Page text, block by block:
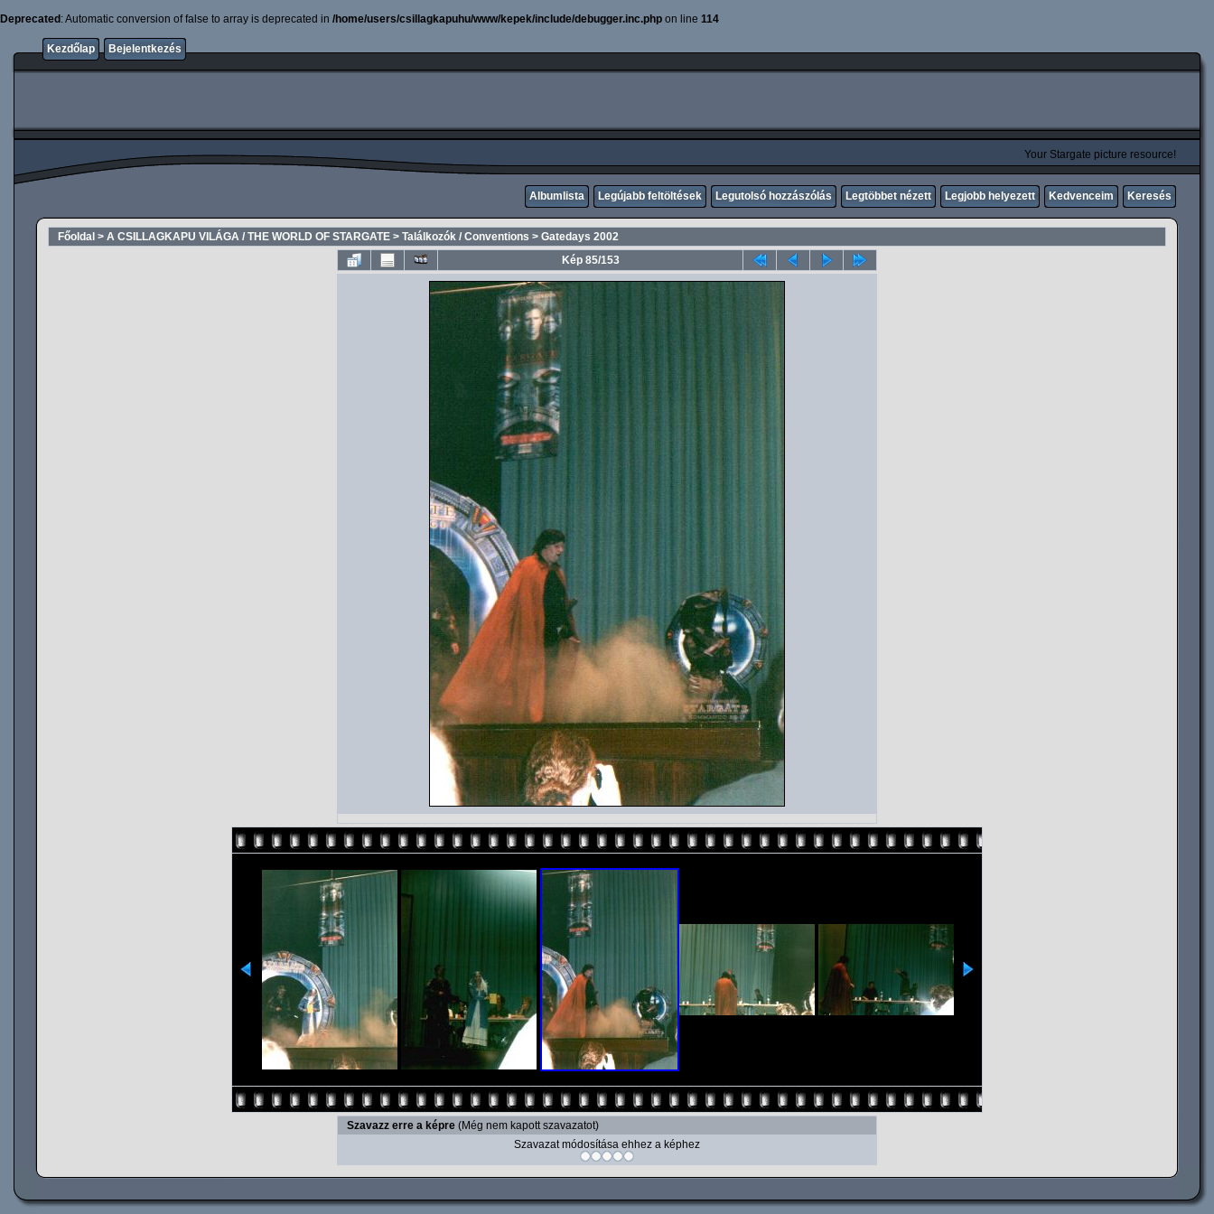
Deprecated : Automatic conversion of false to array is deprecated in /home/users/csillagkapuhu/www/kepek/include/debugger.inc.php on line 114
Kezdőlap Bejelentkezés
Your Stargate picture resource!
Albumlista Legújabb feltöltések Legutolsó hozzászólás Legtöbbet nézett Legjobb helyezett Kedvenceim Keresés
Főoldal > A CSILLAGKAPU VILÁGA / THE WORLD OF STARGATE > Találkozók / Conventions > Gatedays 2002
Kép 85/153
Szavazz erre a képre (Még nem kapott szavazatot)
Szavazat módosítása ehhez a képhez